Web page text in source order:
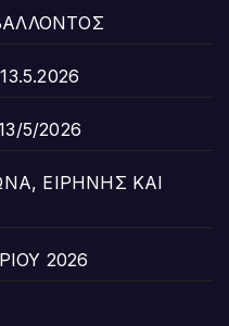
5/2026
ΕΙΡΗΝΗΣ ΚΑΙ
2026